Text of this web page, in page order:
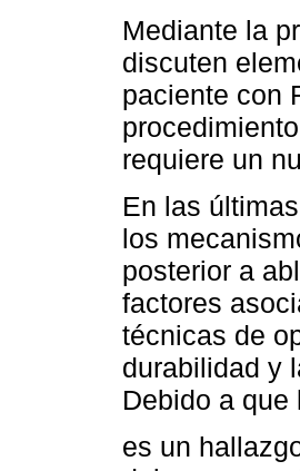
Mediante la
discuten
paciente con
requiere un
En las
los
posterior a
factores
técnicas de
durabilidad y
Debido a
es un